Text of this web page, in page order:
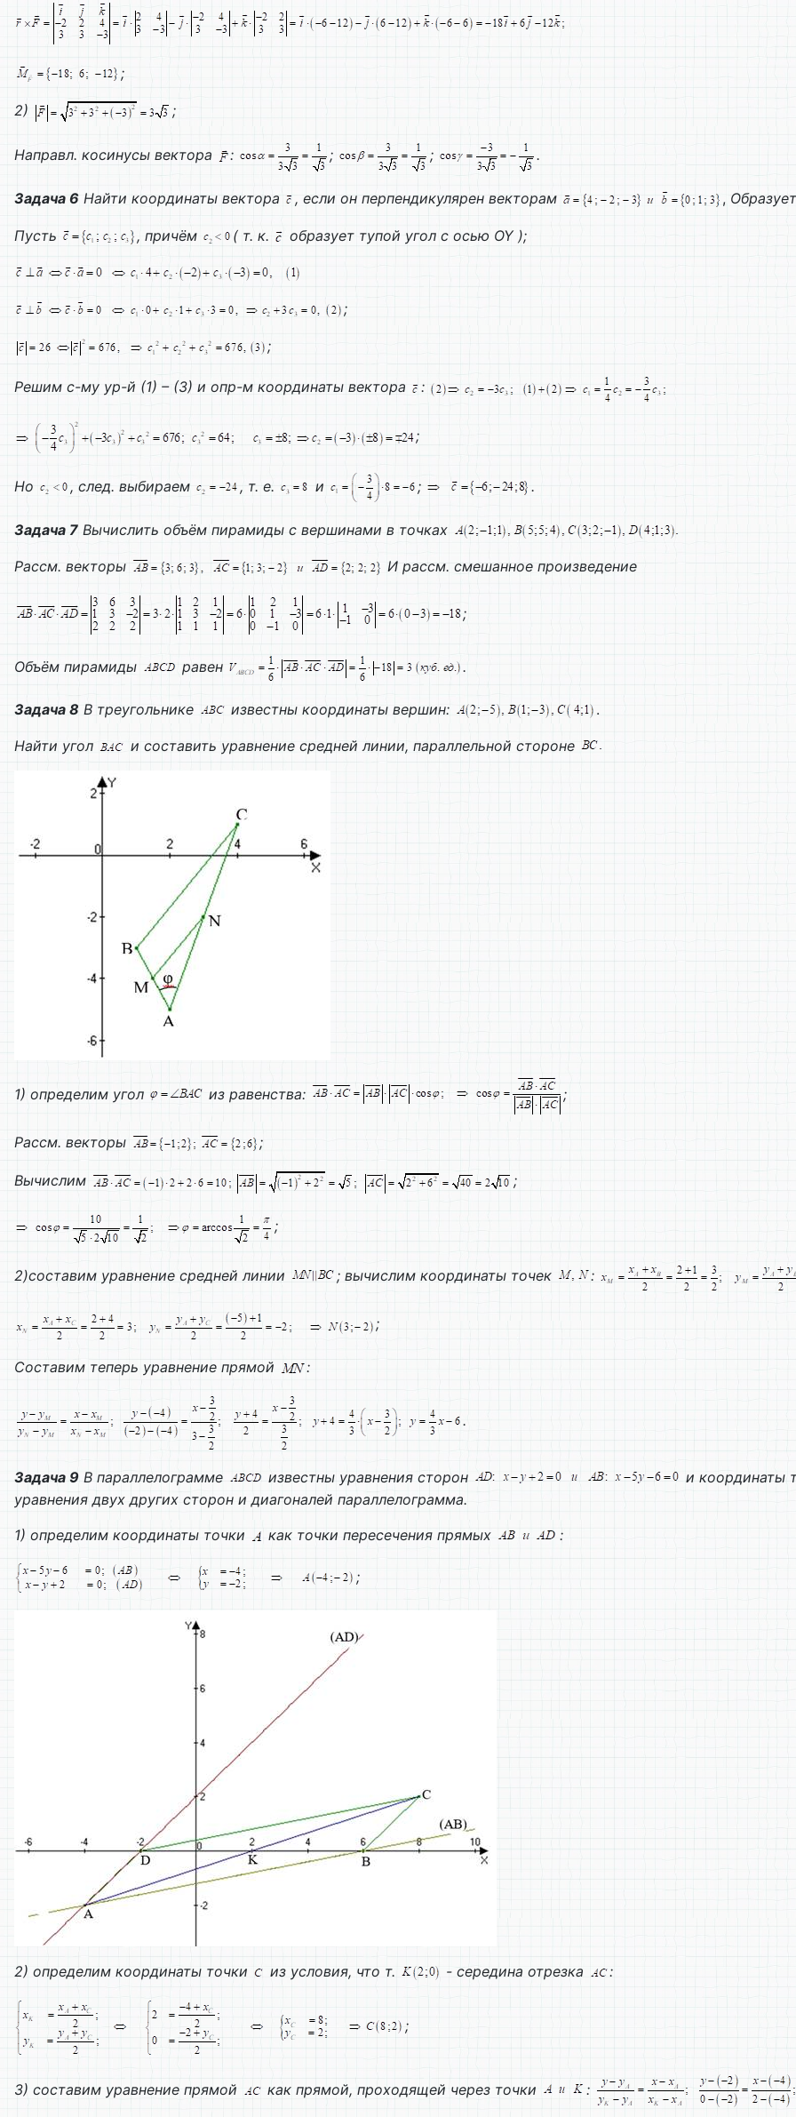
;
2) ;
Направл. косинусы вектора : ; ; .
Задача 6 Найти координаты вектора , если он перпендикулярен векторам ,
Пусть , причём ( т. к. образует тупой угол с осью OY);
;
;
Решим с-му ур-й (1) – (3) и опр-м координаты вектора :
;
Но , след. выбираем , т. е. и ; .
Задача 7 Вычислить объём пирамиды с вершинами в точках
Рассм. векторы И рассм. смешанное произведение
;
Объём пирамиды равен .
Задача 8 В треугольнике известны координаты вершин: .
Найти угол и составить уравнение средней линии, параллельной стороне
1) определим угол из равенства: ;
Рассм. векторы ;
Вычислим ;
;
2)составим уравнение средней линии ; вычислим координаты точек :
;
Составим теперь уравнение прямой :
.
Задача 9 В параллелограмме известны уравнения сторон
и координаты
уравнения двух других сторон и диагоналей параллелограмма.
1) определим координаты точки
как точки пересечения прямых :
;
2) определим координаты точки из условия, что т. - середина отрезка :
;
3) составим уравнение прямой как прямой, проходящей через точки :